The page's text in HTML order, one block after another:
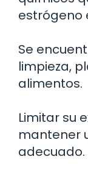
estrógeno
Se
limpieza,
alimentos.
Limitar su
mantener
adecuado.